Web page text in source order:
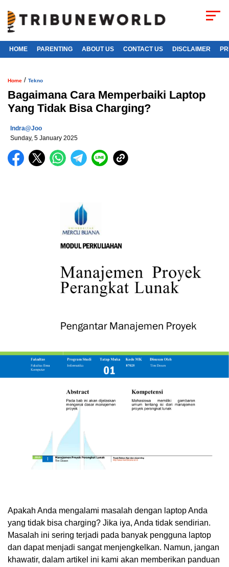
HOME PARENTING ABOUT US CONTACT US DISCLAIMER
Home / Tekno
Bagaimana Cara Memperbaiki Laptop
Yang Tidak Bisa Charging?
Indra@joo
Sunday, 5 January 2025
Apakah Anda mengalami masalah dengan laptop Anda
yang tidak bisa charging? Jika iya, Anda tidak sendirian.
Masalah ini sering terjadi pada banyak pengguna laptop
dan dapat menjadi sangat menjengkelkan. Namun, jangan
khawatir, dalam artikel ini kami akan memberikan panduan